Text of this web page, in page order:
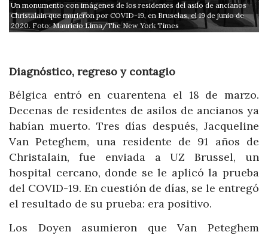
Un monumento con imágenes de los residentes del asilo de ancianos
Christalain que murieron por COVID-19, en Bruselas, el 19 de junio de
2020. Foto: Mauricio Lima/The New York Times
Diagnóstico, regreso y contagio
Bélgica entró en cuarentena el 18 de marzo.
Decenas de residentes de asilos de ancianos ya
habían muerto. Tres días después, Jacqueline
Van Peteghem, una residente de 91 años de
Christalain, fue enviada a UZ Brussel, un
hospital cercano, donde se le aplicó la prueba
del COVID-19. En cuestión de días, se le entregó
el resultado de su prueba: era positivo.
Los Doyen asumieron que Van Peteghem